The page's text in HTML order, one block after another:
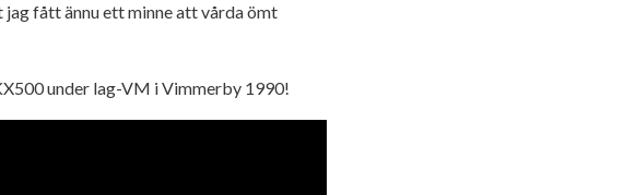
jag fått ännu ett minne att vårda ömt
under lag-VM i Vimmerby 1990!